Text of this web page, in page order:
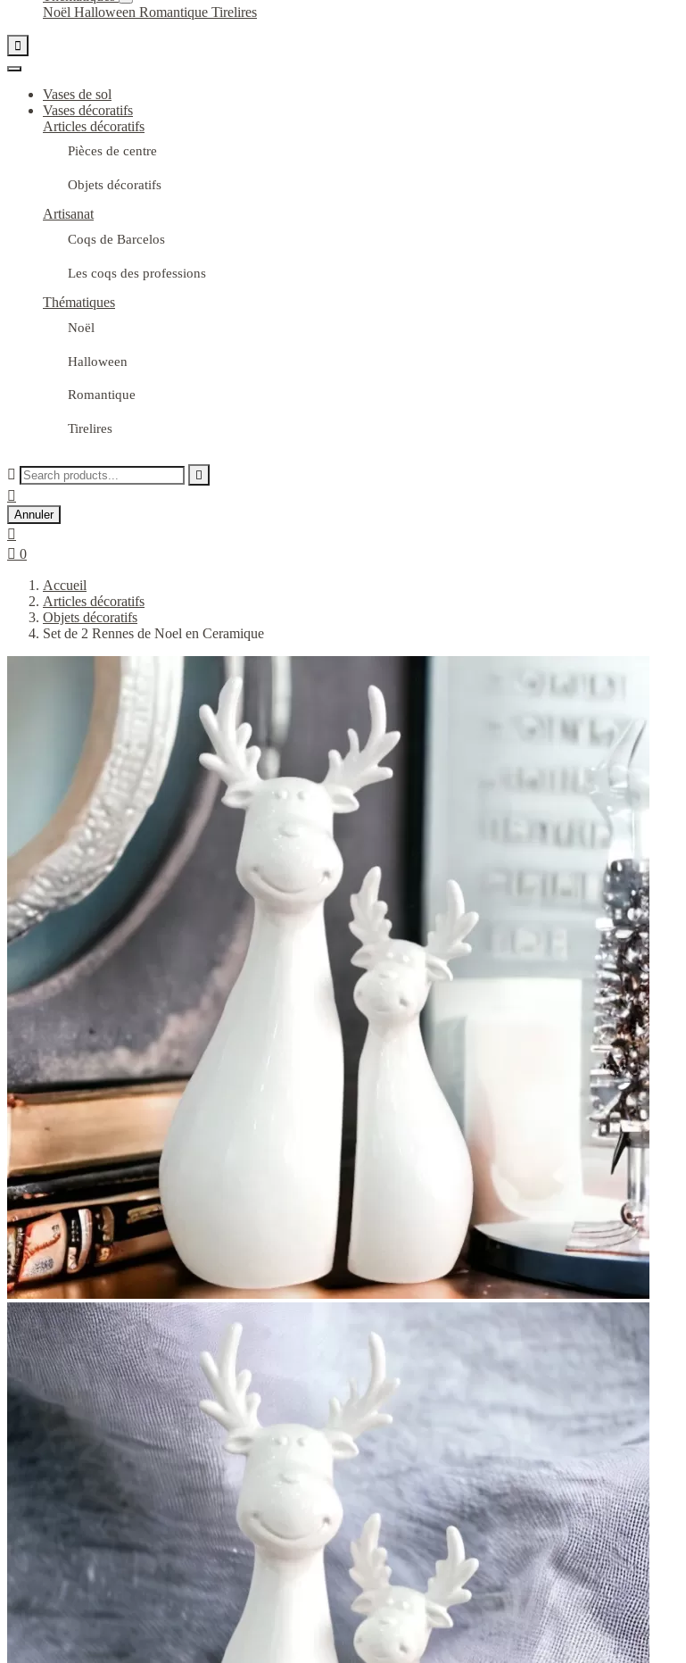
Noël Halloween Romantique Tirelires

Vases de sol
Vases décoratifs
Articles décoratifs
Pièces de centre
Objets décoratifs
Artisanat
Coqs de Barcelos
Les coqs des professions
Thématiques
Noël
Halloween
Romantique
Tirelires
 

Annuler

 0
Accueil
Articles décoratifs
Objets décoratifs
Set de 2 Rennes de Noel en Ceramique